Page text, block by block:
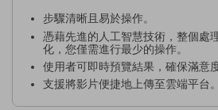
步驟清晰且易於操作。
憑藉先進的人工智慧技術，整個處
化，您僅需進行最少的操作。
使用者可即時預覽結果，確保滿意度
支援將影片便捷地上傳至雲端平台。